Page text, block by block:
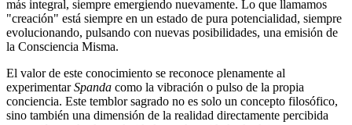
más integral, siempre emergiendo nuevamente. Lo que llamamos
"creación" está siempre en un estado de pura potencialidad, siempre
evolucionando, pulsando con nuevas posibilidades, una emisión de
la Consciencia Misma.
El valor de este conocimiento se reconoce plenamente al
experimentarSpanda como la vibración o pulso de la propia
conciencia. Este temblor sagrado no es solo un concepto filosófico,
sino también una dimensión de la realidad directamente percibida